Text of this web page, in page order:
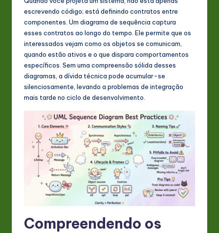
in
A
&
In
escrevendo código; está definindo contratos entre
componentes. Um diagrama de sequência captura
esses contratos ao longo do tempo. Ele permite que os
interessados vejam como os objetos se comunicam,
quando estão ativos e o que dispara comportamentos
específicos. Sem uma compreensão sólida desses
diagramas, a dívida técnica pode acumular-se
silenciosamente, levando a problemas de integração
mais tarde no ciclo de desenvolvimento.
Compreendendo os